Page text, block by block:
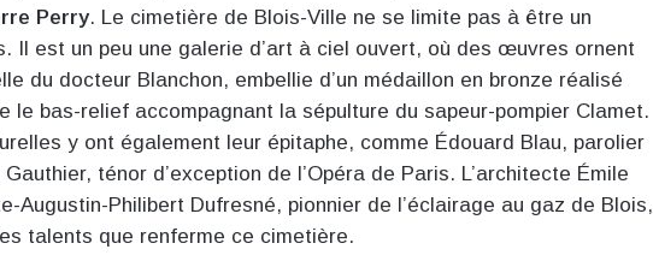
Perry. Le cimetière de Blois-Ville ne se limite pas à être un
Il est un peu une galerie d’art à ciel ouvert, où des œuvres ornent
du docteur Blanchon, embellie d’un médaillon en bronze réalisé
le bas-relief accompagnant la sépulture du sapeur-pompier Clamet.
y ont également leur épitaphe, comme Édouard Blau, parolier
ténor d’exception de l’Opéra de Paris. L’architecte Émile
Augustin-Philibert Dufresné, pionnier de l’éclairage au gaz de Blois,
talents que renferme ce cimetière.